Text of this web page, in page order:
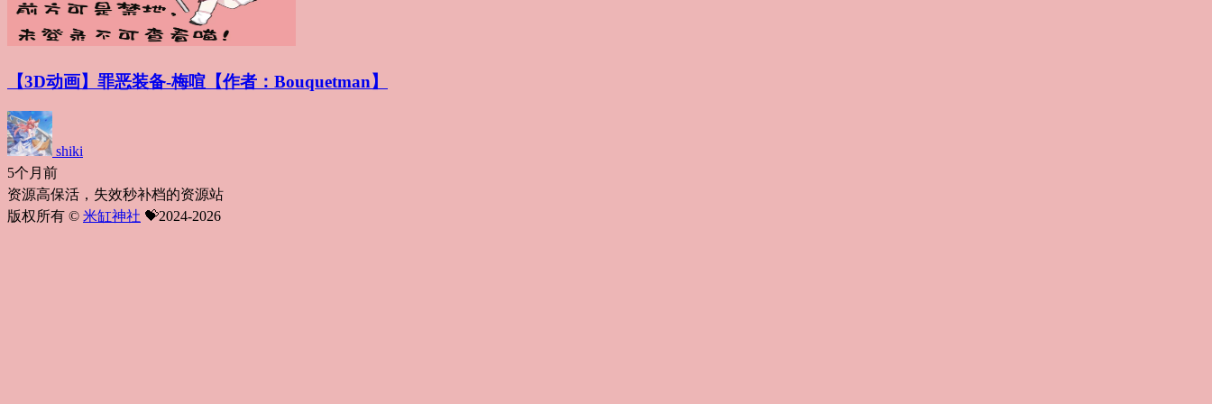
【3D动画】罪恶装备-梅喧【作者：Bouquetman】
shiki
5个月前
资源高保活，失效秒补档的资源站
版权所有 © 米缸神社 💝2024-2026